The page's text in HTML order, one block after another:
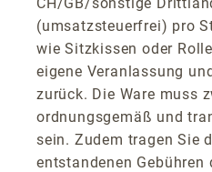
(umsatzsteuerfrei) pro
wie Sitzkissen oder
eigene Veranlassung
zurück. Die Ware muss
ordnungsgemäß und
sein. Zudem tragen Sie
entstandenen Gebühren